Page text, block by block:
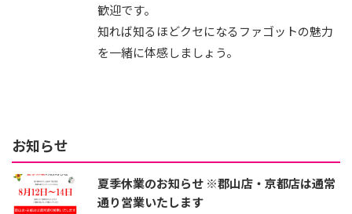
歓迎です。
知れば知るほどクセになるファゴットの魅力
を一緒に体感しましょう。
お知らせ
夏季休業のお知らせ ※郡山店・京都店は通常
通り営業いたします